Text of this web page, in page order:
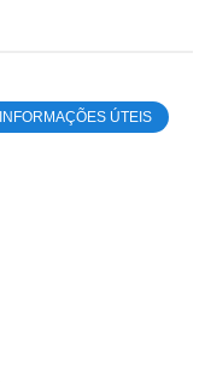
INFORMAÇÕES ÚTEIS